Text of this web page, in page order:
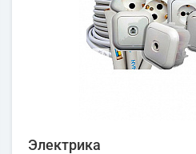
Электрика